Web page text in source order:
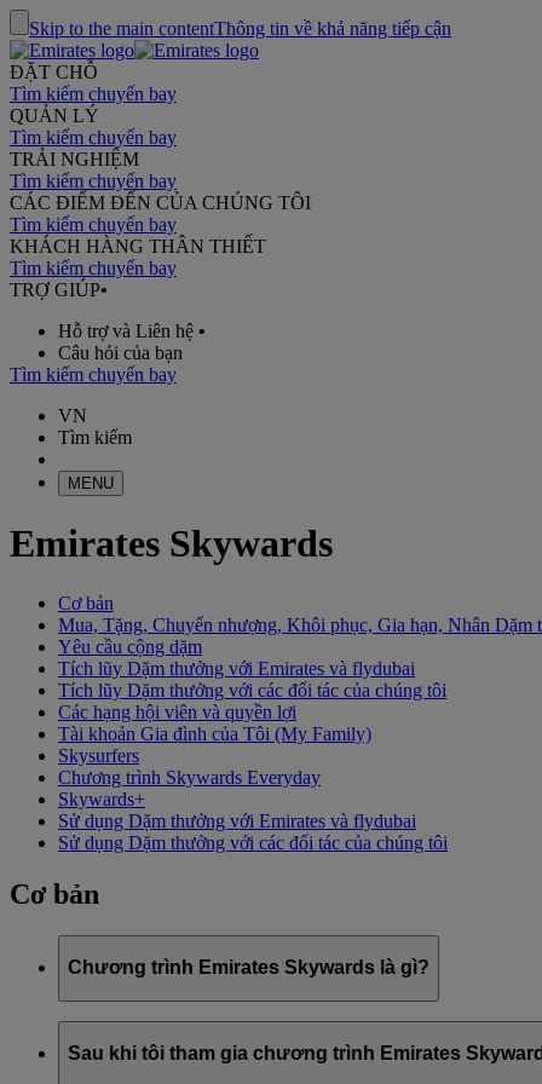
Skip to the main contentThông tin về khả năng tiếp cận
ĐẶT CHỖ
Tìm kiếm chuyến bay
QUẢN LÝ
Tìm kiếm chuyến bay
TRẢI NGHIỆM
Tìm kiếm chuyến bay
CÁC ĐIỂM ĐẾN CỦA CHÚNG TÔI
Tìm kiếm chuyến bay
KHÁCH HÀNG THÂN THIẾT
Tìm kiếm chuyến bay
TRỢ GIÚP•
Hỗ trợ và Liên hệ •
Câu hỏi của bạn
Tìm kiếm chuyến bay
VN
Tìm kiếm
MENU
Emirates Skywards
Cơ bản
Mua, Tặng, Chuyển nhượng, Khôi phục, Gia hạn, Nhân Dặm
Yêu cầu cộng dặm
Tích lũy Dặm thưởng với Emirates và flydubai
Tích lũy Dặm thưởng với các đối tác của chúng tôi
Các hạng hội viên và quyền lợi
Tài khoản Gia đình của Tôi (My Family)
Skysurfers
Chương trình Skywards Everyday
Skywards+
Sử dụng Dặm thưởng với Emirates và flydubai
Sử dụng Dặm thưởng với các đối tác của chúng tôi
Cơ bản
Chương trình Emirates Skywards là gì?
Emirates Skywards là chương trình khách hàng thân thiết
Chương trình mang đến cho hội viên nhiều lợi ích và trải
Sau khi tôi tham gia chương trình Emirates